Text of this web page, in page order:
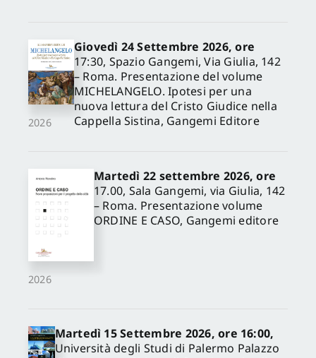
2026
Giovedì 24 Settembre 2026, ore
17:30, Spazio Gangemi, Via Giulia, 142
– Roma. Presentazione del volume
MICHELANGELO. Ipotesi per una
nuova lettura del Cristo Giudice nella
Cappella Sistina, Gangemi Editore
2026
Martedì 22 settembre 2026, ore
17.00, Sala Gangemi, via Giulia, 142
– Roma. Presentazione volume
ORDINE E CASO, Gangemi editore
Martedì 15 Settembre 2026, ore 16:00,
Università degli Studi di Palermo Palazzo